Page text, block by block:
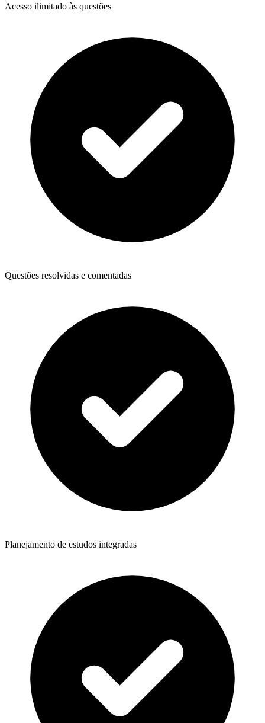
Acesso ilimitado às questões
Questões resolvidas e comentadas
Planejamento de estudos integradas